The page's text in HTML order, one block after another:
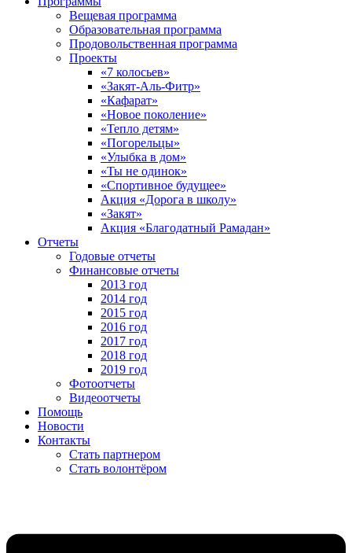
Вещевая программа
Образовательная программа
Продовольственная программа
Проекты
«7 колосьев»
«Закят-Аль-Фитр»
«Кафарат»
«Новое поколение»
«Тепло детям»
«Погорельцы»
«Улыбка в дом»
«Ты не одинок»
«Спортивное будущее»
Акция «Дорога в школу»
«Закят»
Акция «Благодатный Рамадан»
Отчеты
Годовые отчеты
Финансовые отчеты
2013 год
2014 год
2015 год
2016 год
2017 год
2018 год
2019 год
Фотоотчеты
Видеоотчеты
Помощь
Новости
Контакты
Стать партнером
Стать волонтёром